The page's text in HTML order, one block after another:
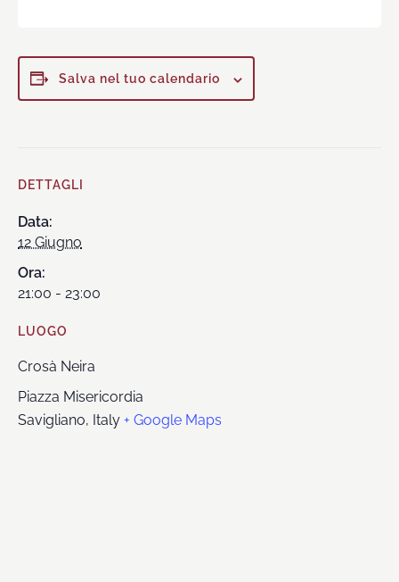
Salva nel tuo calendario
DETTAGLI
Data:
12 Giugno
Ora:
21:00 - 23:00
LUOGO
Crosà Neira
Piazza Misericordia
Savigliano, Italy + Google Maps